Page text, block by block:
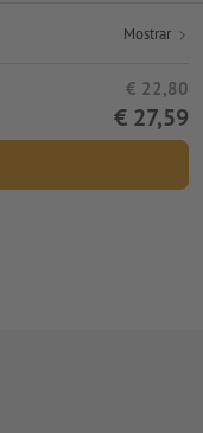
Mostrar
€ 22,80
€ 27,59